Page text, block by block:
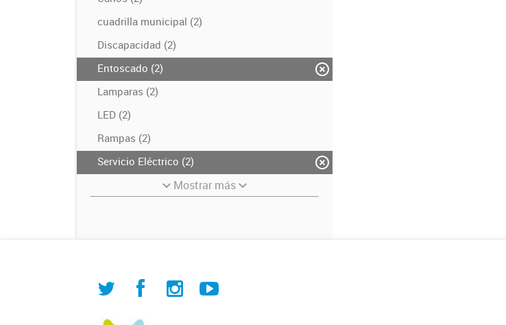
cuadrilla municipal (2)
Discapacidad (2)
Entoscado (2)
Lamparas (2)
LED (2)
Rampas (2)
Servicio Eléctrico (2)
Mostrar más